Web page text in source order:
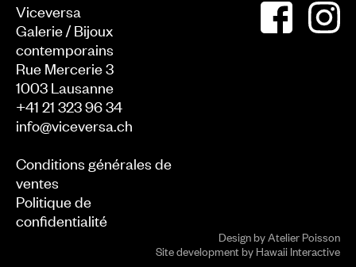
Viceversa
Galerie / Bijoux
contemporains
Rue Mercerie 3
1003 Lausanne
+41 21 323 96 34
info@viceversa.ch
Conditions générales de
ventes
Politique de
confidentialité
Design byAtelier Poisson
Site development byHawaii Interactive